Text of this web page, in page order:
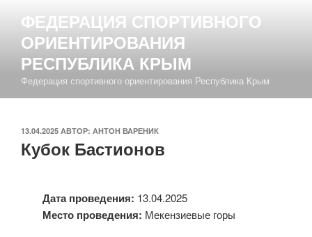
содержимому
ФЕДЕРАЦИЯ СПОРТИВНОГО
ОРИЕНТИРОВАНИЯ
РЕСПУБЛИКА КРЫМ
Федерация спортивного ориентирования Республика Крым
ОПУБЛИКОВАНО
13.04.2025 АВТОР: АНТОН ВАРЕНИК
Кубок Бастионов
Дата проведения: 13.04.2025
Место проведения: Мекензиевые горы